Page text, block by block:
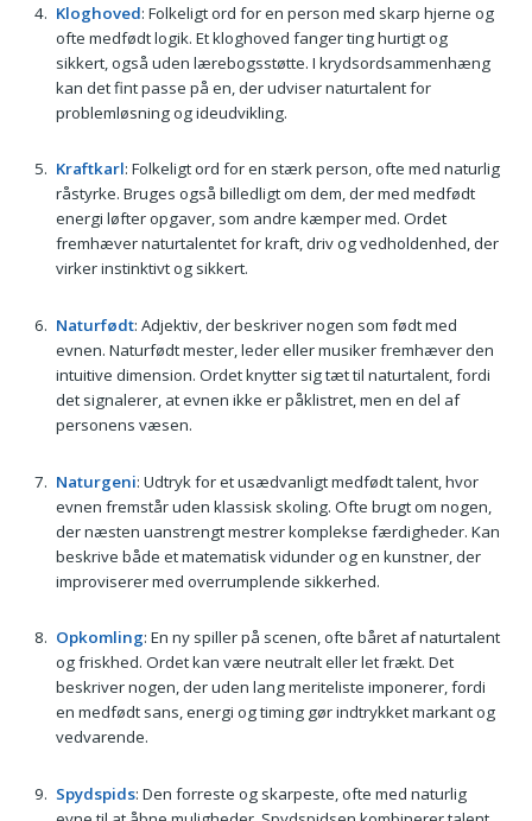
Kloghoved: Folkeligt ord for en person med skarp hjerne og
ofte medfødt logik. Et kloghoved fanger ting hurtigt og
sikkert, også uden lærebogsstøtte. I krydsordsammenhæng
kan det fint passe på en, der udviser naturtalent for
problemløsning og ideudvikling.
Kraftkarl: Folkeligt ord for en stærk person, ofte med naturlig
råstyrke. Bruges også billedligt om dem, der med medfødt
energi løfter opgaver, som andre kæmper med. Ordet
fremhæver naturtalentet for kraft, driv og vedholdenhed, der
virker instinktivt og sikkert.
Naturfødt: Adjektiv, der beskriver nogen som født med
evnen. Naturfødt mester, leder eller musiker fremhæver den
intuitive dimension. Ordet knytter sig tæt til naturtalent, fordi
det signalerer, at evnen ikke er påklistret, men en del af
personens væsen.
Naturgeni: Udtryk for et usædvanligt medfødt talent, hvor
evnen fremstår uden klassisk skoling. Ofte brugt om nogen,
der næsten uanstrengt mestrer komplekse færdigheder. Kan
beskrive både et matematisk vidunder og en kunstner, der
improviserer med overrumplende sikkerhed.
Opkomling: En ny spiller på scenen, ofte båret af naturtalent
og friskhed. Ordet kan være neutralt eller let frækt. Det
beskriver nogen, der uden lang meriteliste imponerer, fordi
en medfødt sans, energi og timing gør indtrykket markant og
vedvarende.
Spydspids: Den forreste og skarpeste, ofte med naturlig